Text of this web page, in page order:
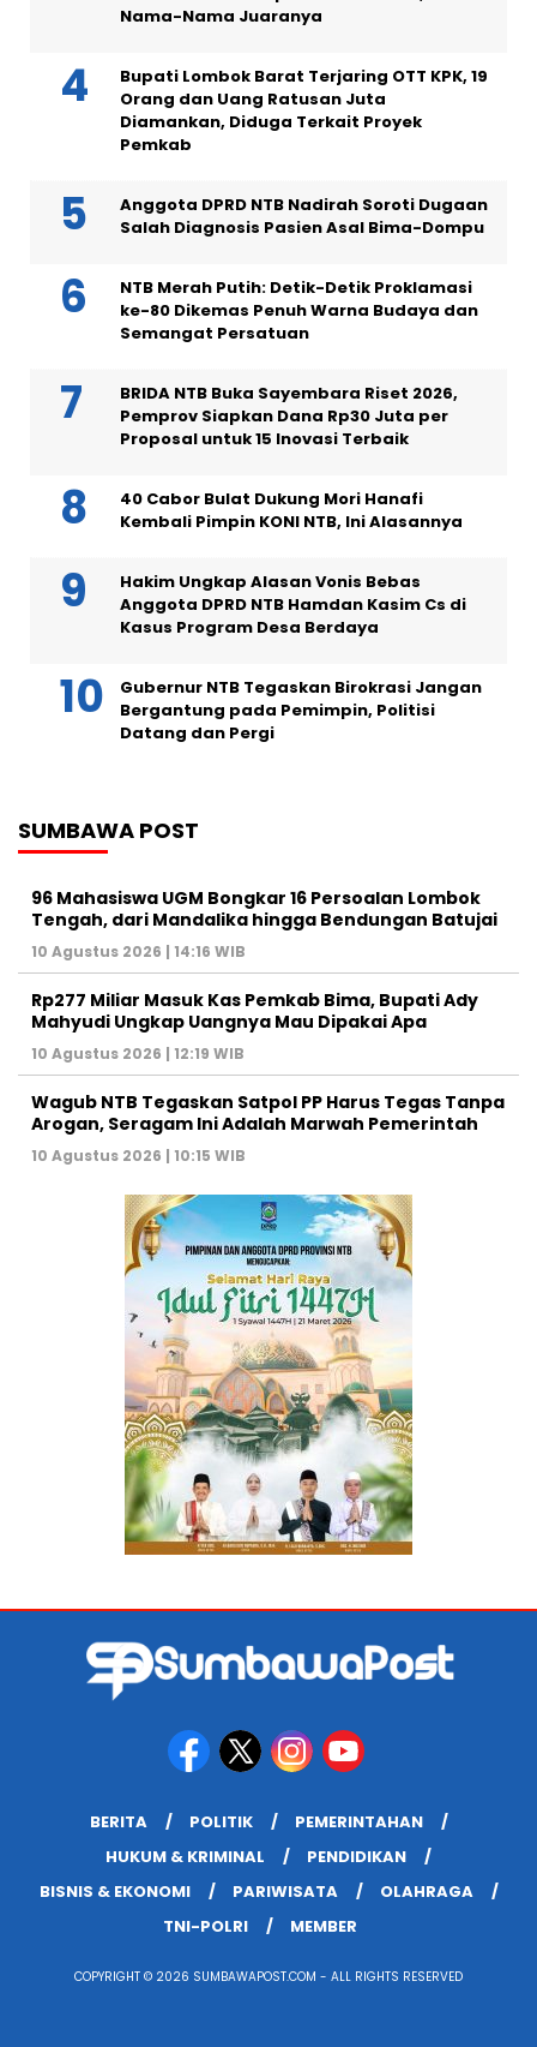
Nama-Nama Juaranya
Bupati Lombok Barat Terjaring OTT KPK, 19
Orang dan Uang Ratusan Juta
Diamankan, Diduga Terkait Proyek
Pemkab
Anggota DPRD NTB Nadirah Soroti Dugaan
Salah Diagnosis Pasien Asal Bima-Dompu
NTB Merah Putih: Detik-Detik Proklamasi
ke-80 Dikemas Penuh Warna Budaya dan
Semangat Persatuan
BRIDA NTB Buka Sayembara Riset 2026,
Pemprov Siapkan Dana Rp30 Juta per
Proposal untuk 15 Inovasi Terbaik
40 Cabor Bulat Dukung Mori Hanafi
Kembali Pimpin KONI NTB, Ini Alasannya
Hakim Ungkap Alasan Vonis Bebas
Anggota DPRD NTB Hamdan Kasim Cs di
Kasus Program Desa Berdaya
Gubernur NTB Tegaskan Birokrasi Jangan
Bergantung pada Pemimpin, Politisi
Datang dan Pergi
SUMBAWA POST
96 Mahasiswa UGM Bongkar 16 Persoalan Lombok
Tengah, dari Mandalika hingga Bendungan Batujai
10 Agustus 2026 | 14:16 WIB
Rp277 Miliar Masuk Kas Pemkab Bima, Bupati Ady
Mahyudi Ungkap Uangnya Mau Dipakai Apa
10 Agustus 2026 | 12:19 WIB
Wagub NTB Tegaskan Satpol PP Harus Tegas Tanpa
Arogan, Seragam Ini Adalah Marwah Pemerintah
10 Agustus 2026 | 10:15 WIB
BERITA POLITIK
PEMERINTAHAN
HUKUM & KRIMINAL
PENDIDIKAN
BISNIS & EKONOMI
PARIWISATA
OLAHRAGA
TNI-POLRI
MEMBER
COPYRIGHT © 2026 SUMBAWAPOST.COM - ALL RIGHTS RESERVED